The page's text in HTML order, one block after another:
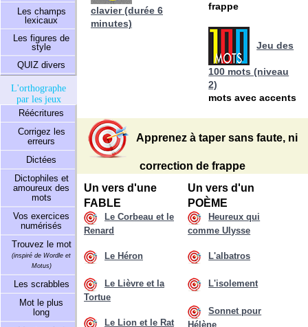
Les champs
lexicaux
Les figures de
style
QUIZ divers
L'orthographe
par les jeux
Réécritures
Corrigez les
erreurs
Dictées
Dictophiles et
amoureux des
mots
Vos exercices
numérisés
Trouvez le mot
(inspiré de Wordle et
Motus)
Les scrabbles
Mot le plus
long
clavier (durée 6
minutes)
frappe
Jeu des
100 mots (niveau
2)
mots avec accents
Apprenez à taper sans faute, ni
correction de frappe
Un vers d'une
FABLE
Le Corbeau et le
Renard
Le Héron
Le Lièvre et la
Tortue
Le Lion et le Rat
Un vers d'un
POÈME
Heureux qui
comme Ulysse
L'albatros
L'isolement
Sonnet pour
Hélène